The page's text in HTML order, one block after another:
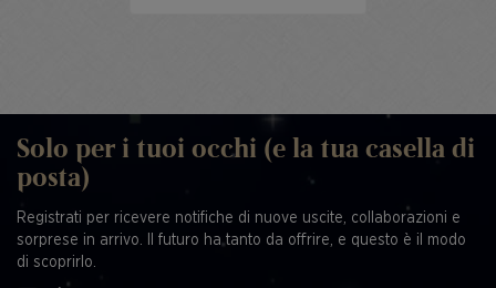
Solo per i tuoi occhi (e la tua casella di
posta)
Registrati per ricevere notifiche di nuove uscite, collaborazioni e
sorprese in arrivo. Il futuro ha tanto da offrire, e questo è il modo
di scoprirlo.